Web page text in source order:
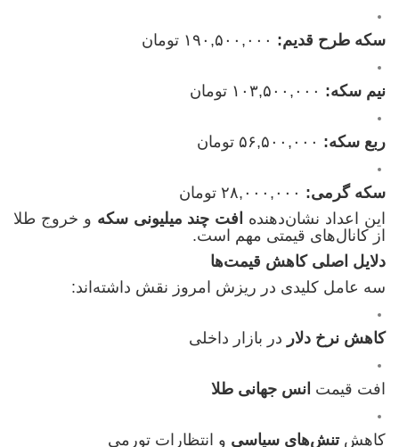
سکه طرح قدیم:
نیم سکه:
ربع سکه:
سکه گرمی:
این اعداد نشان‌دهنده
افت چند میلیونی سکه و خروج طلا
از کانال‌های قیمتی مهم است.
دلایل اصلی کاهش قیمت‌ها
سه عامل کلیدی در ریزش امروز نقش داشته‌اند:
کاهش نرخ دلار در بازار داخلی
افت قیمت انس جهانی طلا
کاهشتنش‌های سیاسی و انتظارات تورمی